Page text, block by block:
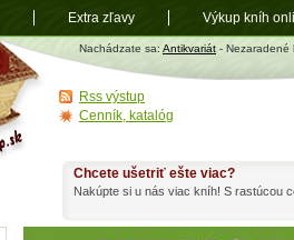
Antikvariát
shop.sk
Nachádzate sa: Antikvariát - Nezaradené
Chcete ušetriť ešte viac?
Nakúpte si u nás viac kníh! S rastúcou
Rss výstup
Cenník, katalóg
Extra zľavy Výkup kníh